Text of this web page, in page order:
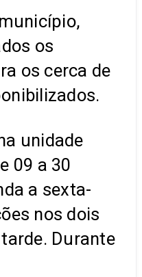
os
os cerca de
unidade
09 a 30
a sexta-
nos dois
Durante